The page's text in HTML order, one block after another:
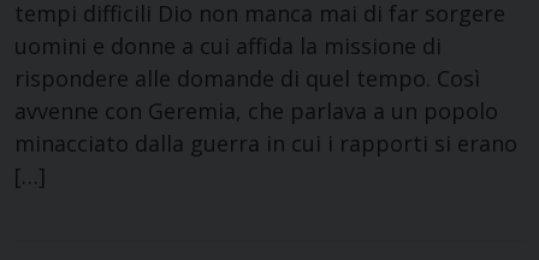
tempi difficili Dio non manca mai di far sorgere
uomini e donne a cui affida la missione di
rispondere alle domande di quel tempo. Così
avvenne con Geremia, che parlava a un popolo
minacciato dalla guerra in cui i rapporti si erano
[…]